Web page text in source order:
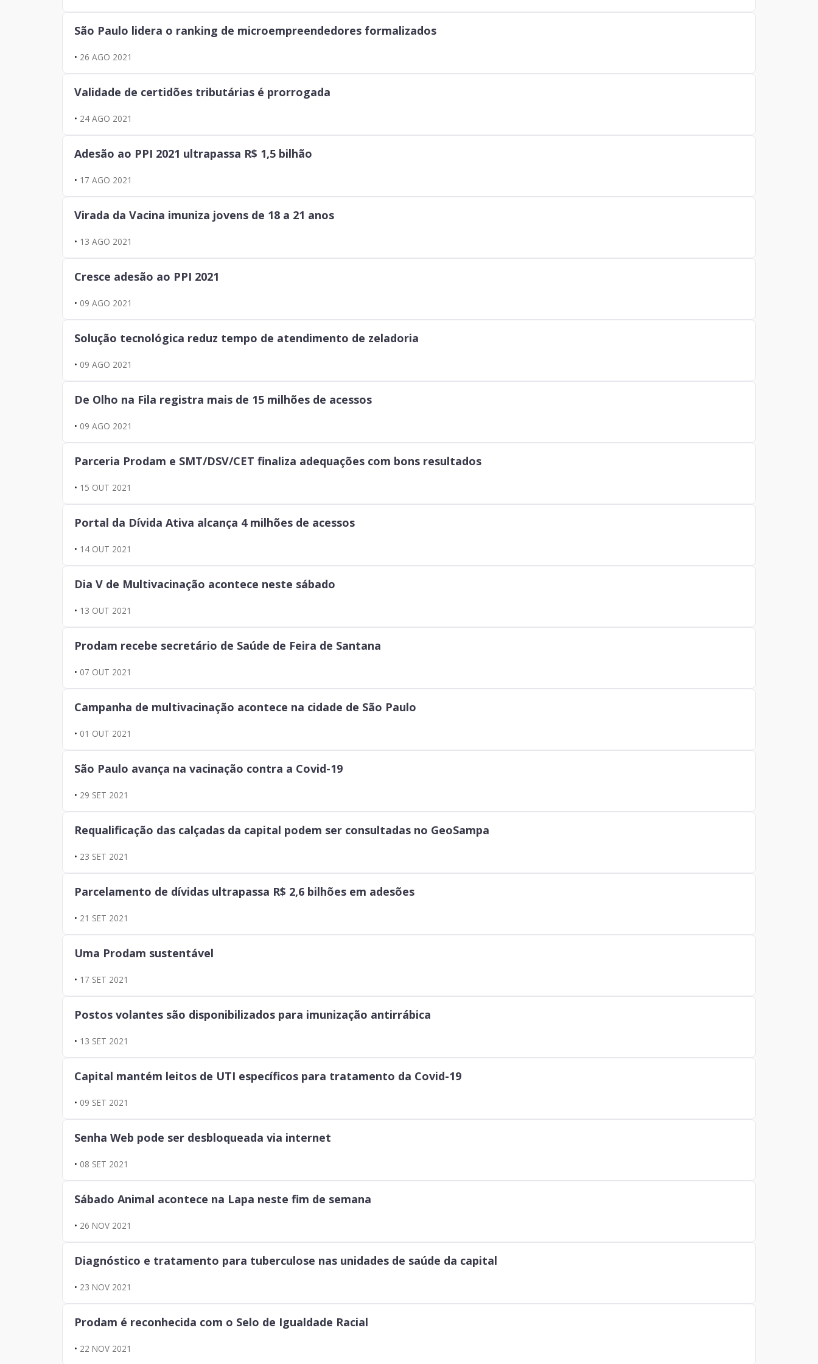
Notícia
Clientes e Produtos
Reconhecimento
São Paulo lidera o ranking de microempreendedores formalizados
• 26 AGO 2021
Validade de certidões tributárias é prorrogada
• 24 AGO 2021
Adesão ao PPI 2021 ultrapassa R$ 1,5 bilhão
• 17 AGO 2021
Virada da Vacina imuniza jovens de 18 a 21 anos
• 13 AGO 2021
Cresce adesão ao PPI 2021
• 09 AGO 2021
Solução tecnológica reduz tempo de atendimento de zeladoria
• 09 AGO 2021
De Olho na Fila registra mais de 15 milhões de acessos
• 09 AGO 2021
Parceria Prodam e SMT/DSV/CET finaliza adequações com bons resultados
• 15 OUT 2021
Portal da Dívida Ativa alcança 4 milhões de acessos
• 14 OUT 2021
Dia V de Multivacinação acontece neste sábado
• 13 OUT 2021
Prodam recebe secretário de Saúde de Feira de Santana
• 07 OUT 2021
Campanha de multivacinação acontece na cidade de São Paulo
• 01 OUT 2021
São Paulo avança na vacinação contra a Covid-19
• 29 SET 2021
Requalificação das calçadas da capital podem ser consultadas no GeoSampa
• 23 SET 2021
Parcelamento de dívidas ultrapassa R$ 2,6 bilhões em adesões
• 21 SET 2021
Uma Prodam sustentável
• 17 SET 2021
Postos volantes são disponibilizados para imunização antirrábica
• 13 SET 2021
Capital mantém leitos de UTI específicos para tratamento da Covid-19
• 09 SET 2021
Senha Web pode ser desbloqueada via internet
• 08 SET 2021
Sábado Animal acontece na Lapa neste fim de semana
• 26 NOV 2021
Diagnóstico e tratamento para tuberculose nas unidades de saúde da capital
• 23 NOV 2021
Prodam é reconhecida com o Selo de Igualdade Racial
• 22 NOV 2021